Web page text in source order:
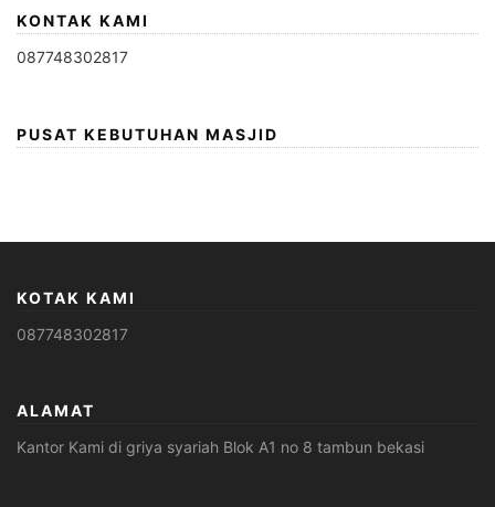
KONTAK KAMI
087748302817
PUSAT KEBUTUHAN MASJID
KOTAK KAMI
087748302817
ALAMAT
Kantor Kami di griya syariah Blok A1 no 8 tambun bekasi